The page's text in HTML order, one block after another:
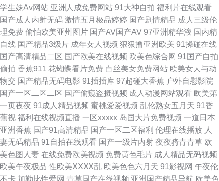
色的图 久草福利在线 ts人妖另类在线 超碰97色 在线观AV 神马大香蕉片区
欧美不卡网 成人午夜福利av 综合色图影音先锋 欧美性交派对 黄色网入口站
A片人妖 69探花传媒 香蕉视频app 欧美色色六区网址 海角社区亚瑟 99成人
欧美 五月丁香成人网 老湿A片 操逼日本美女 91巨炮免费福利 91在线小视频
伊人成人影视综合 91国摸 91爱爱 午夜剧场三级片 欧美偷拍色图 国产精品一
页二页 av人妖系列网 亚洲AV东方在线 男人的天堂无码 国产少妇被躁视频
97超碰四虎导航 自慰小视频 日日爱影视 老湿机美女福利 国产激情久久 91视
学生妹Av网站 亚洲人成免费网站 91大神自拍 福利片在线观看
国产成人内射无码 激情五月极品婷婷 国产剧情精品 成人三级伦
理免费 偷怕欧美亚州图片 国产AV国产AV 97亚洲精华液 国内精
自线 国产精品3级片 成年女人视频 狠狠撸亚洲欧美 91操碰在线
国产高清精品二区 国产欧美在线视频 欧美色综合网 91国产自拍
偷拍 香蕉911 花蝴蝶看片免费 白丝美女免费网站 欧美女人与动
物交 国产精品无码电影 91插插库 97超碰大香蕉 户外自慰影院
国产一区二区二区 国产偷窥盗摄视频 成人动漫网站观看 欧美第
一页夜夜 91成人精品视频 蜜桃爱爱视频 乱伦熟女五月天 91香
蕉视 福利在线视频直播 一区xxxxx 岛国大片免费视频 一道日本
亚洲香蕉 国产91高清精品 国产一区二区福利 伦理在线播放 人
妻无码精品 91自拍在线观看 国产一级片内射 夜夜骑青青草 欧
美色图人妻 在线免费欧美视频 免费黄色毛片 成人精品无码视频
欧美午夜极品 性欧美ⅩⅩⅩⅩ乱 欧美色色六月天 91影视网 午夜伦
不卡 加勒比性爱网 青草国产在线视频 亚洲国产精品导航 欧美色